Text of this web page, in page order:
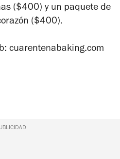
($400) y un paquete de
($400).
cuarentenabaking.com